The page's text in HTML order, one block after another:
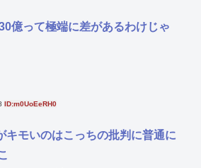
億って極端に差があるわけじゃ
ID:m0UoEeRH0
キモいのはこっちの批判に普通に